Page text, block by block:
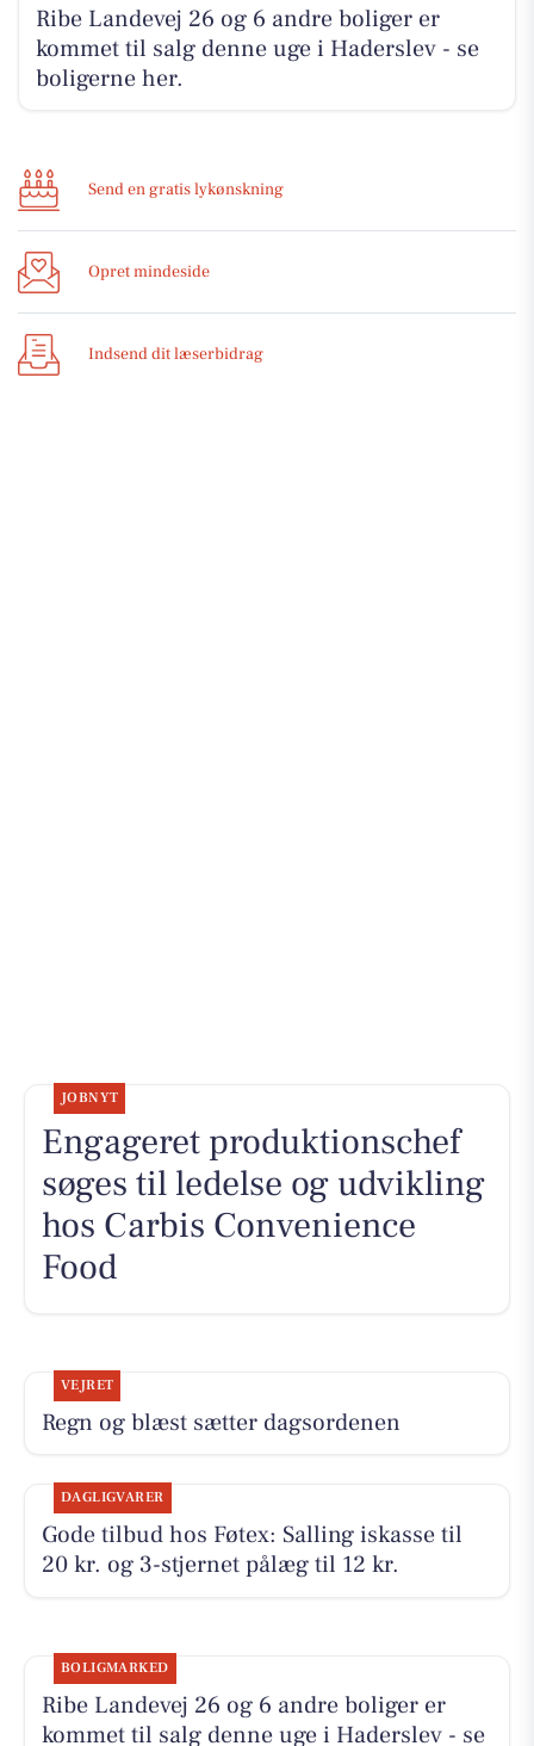
Ribe Landevej 26 og 6 andre boliger er
kommet til salg denne uge i Haderslev - se
boligerne her.
Send en gratis lykønskning
Opret mindeside
Indsend dit læserbidrag
JOBNYT
Engageret produktionschef
søges til ledelse og udvikling
hos Carbis Convenience
Food
VEJRET
Regn og blæst sætter dagsordenen
DAGLIGVARER
Gode tilbud hos Føtex: Salling iskasse til
20 kr. og 3-stjernet pålæg til 12 kr.
BOLIGMARKED
Ribe Landevej 26 og 6 andre boliger er
kommet til salg denne uge i Haderslev - se